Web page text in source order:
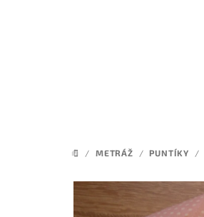
DOMŮ
/ METRÁŽ / PUNTÍKY /